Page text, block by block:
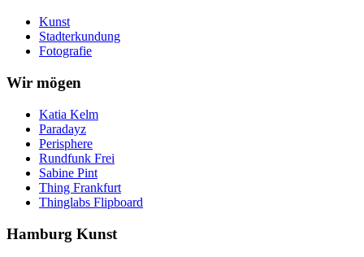
Kunst
Stadterkundung
Fotografie
Wir mögen
Katia Kelm
Paradayz
Perisphere
Rundfunk Frei
Sabine Pint
Thing Frankfurt
Thinglabs Flipboard
Hamburg Kunst